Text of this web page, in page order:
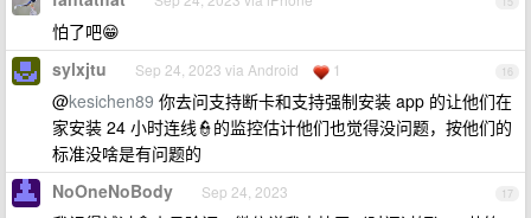
怕了吧😁
16
sylxjtu Sep 24, 2023 via Android 1
@kesichen89 你去问支持断卡和支持强制安装 app 的让他们在
家安装 24 小时连线👮的监控估计他们也觉得没问题，按他们的
标准没啥是有问题的
17
NoOneNoBody Sep 24, 2023